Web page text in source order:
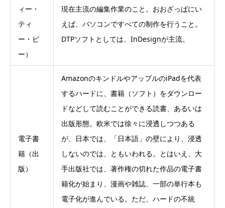
ィー・
ティ
ー・ピ
ー）
現在主流の編集作業のこと。おおざっぱにい
えば、パソコンですべての制作を行うこと。
DTPソフトとしては、InDesignが主流。
電子書
籍（出
版）
AmazonのキンドルやアップルのiPadを代表
するハードに、書籍（ソフト）をダウンロー
ドなどして読むことができる読書、あるいは
出版形態。欧米では徐々に浸透しつつある
が、日本では、「日本語」の壁により、浸透
しないのでは、ともいわれる。とはいえ、大
手出版社では、著作権の切れた作品の電子書
籍化が始まり、漫画や雑誌、一部の単行本も
電子化が進んでいる。ただ、ハードの不統